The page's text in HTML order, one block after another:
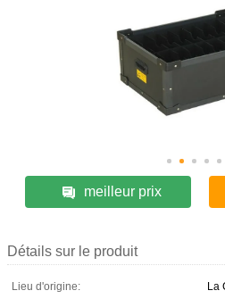
meilleur prix
Détails sur le produit
Lieu d'origine:
La